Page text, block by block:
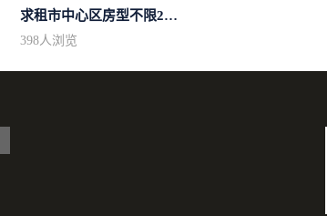
求租市中心区房型不限2室1厅中档装修
398人浏览